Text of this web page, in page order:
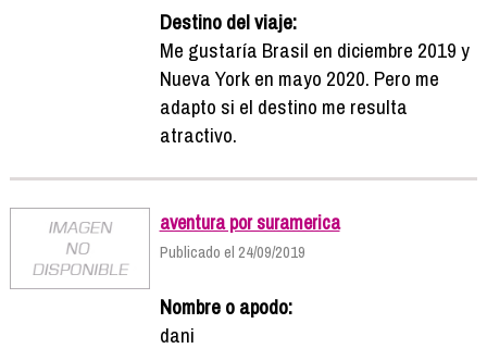
Destino del viaje:
Me gustaría Brasil en diciembre 2019 y
Nueva York en mayo 2020. Pero me
adapto si el destino me resulta
atractivo.
aventura por suramerica
Publicado el 24/09/2019
Nombre o apodo:
dani